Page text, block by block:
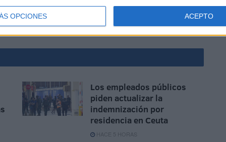
OPCIONES ACEPTO
Los empleados públicos
piden actualizar la
indemnización por
residencia en Ceuta
HACE 5 HORAS